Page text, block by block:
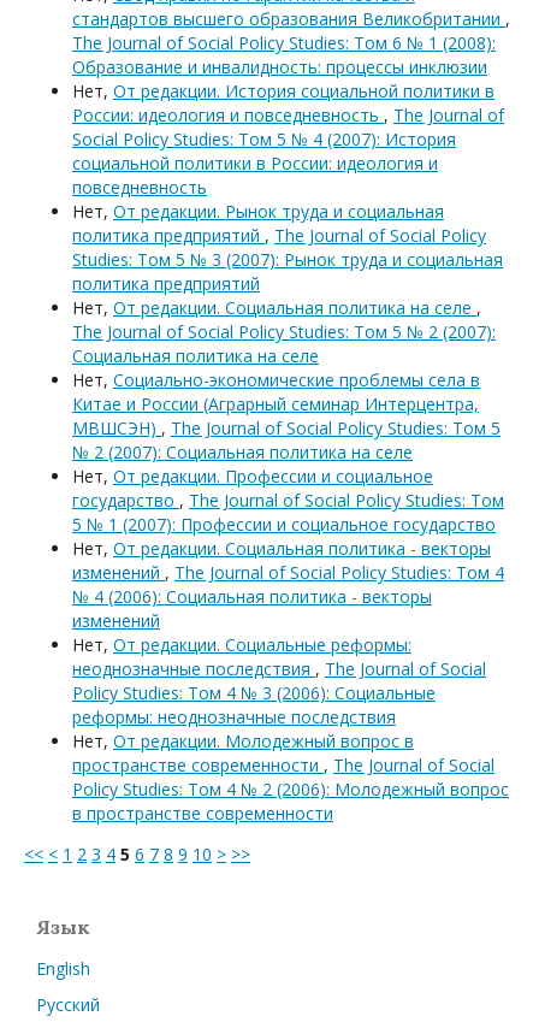
стандартов высшего образования Великобритании ,
The Journal of Social Policy Studies: Том 6 № 1 (2008):
Образование и инвалидность: процессы инклюзии
Нет, От редакции. История социальной политики в
России: идеология и повседневность , The Journal of
Social Policy Studies: Том 5 № 4 (2007): История
социальной политики в России: идеология и
повседневность
Нет, От редакции. Рынок труда и социальная
политика предприятий , The Journal of Social Policy
Studies: Том 5 № 3 (2007): Рынок труда и социальная
политика предприятий
Нет, От редакции. Социальная политика на селе ,
The Journal of Social Policy Studies: Том 5 № 2 (2007):
Социальная политика на селе
Нет, Социально-экономические проблемы села в
Китае и России (Аграрный семинар Интерцентра,
МВШСЭН) , The Journal of Social Policy Studies: Том 5
№ 2 (2007): Социальная политика на селе
Нет, От редакции. Профессии и социальное
государство , The Journal of Social Policy Studies: Том
5 № 1 (2007): Профессии и социальное государство
Нет, От редакции. Социальная политика - векторы
изменений , The Journal of Social Policy Studies: Том 4
№ 4 (2006): Социальная политика - векторы
изменений
Нет, От редакции. Социальные реформы:
неоднозначные последствия , The Journal of Social
Policy Studies: Том 4 № 3 (2006): Социальные
реформы: неоднозначные последствия
Нет, От редакции. Молодежный вопрос в
пространстве современности , The Journal of Social
Policy Studies: Том 4 № 2 (2006): Молодежный вопрос
в пространстве современности
<< < 1 2 3 4 5 6 7 8 9 10 > >>
Язык
English
Русский